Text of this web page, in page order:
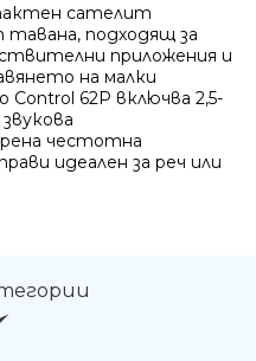
Ние ще се свържем с вас в
сателит
подходящ за
приложения и
на малки
62P включва 2,5-
честотна
идеален за реч или